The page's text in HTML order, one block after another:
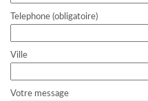
Telephone (obligatoire)
Ville
Votre message